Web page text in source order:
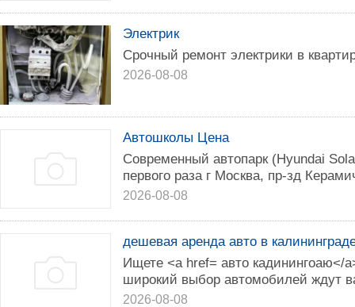
Электрик
Срочный ремонт электрики в
2026-08-08
Автошколы Цена
Современный автопарк (Hyundai
первого раза г Москва, пр-зд
2026-08-08
дешевая аренда авто в
Ищете <a href= авто
широкий выбор автомобилей ждут
2026-08-08